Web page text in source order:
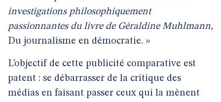
investigations philosophiquement
passionnantes du livre de Géraldine Muhlmann,
Du journalisme en démocratie. »
L’objectif de cette publicité comparative est
patent : se débarrasser de la critique des
médias en faisant passer ceux qui la mènent